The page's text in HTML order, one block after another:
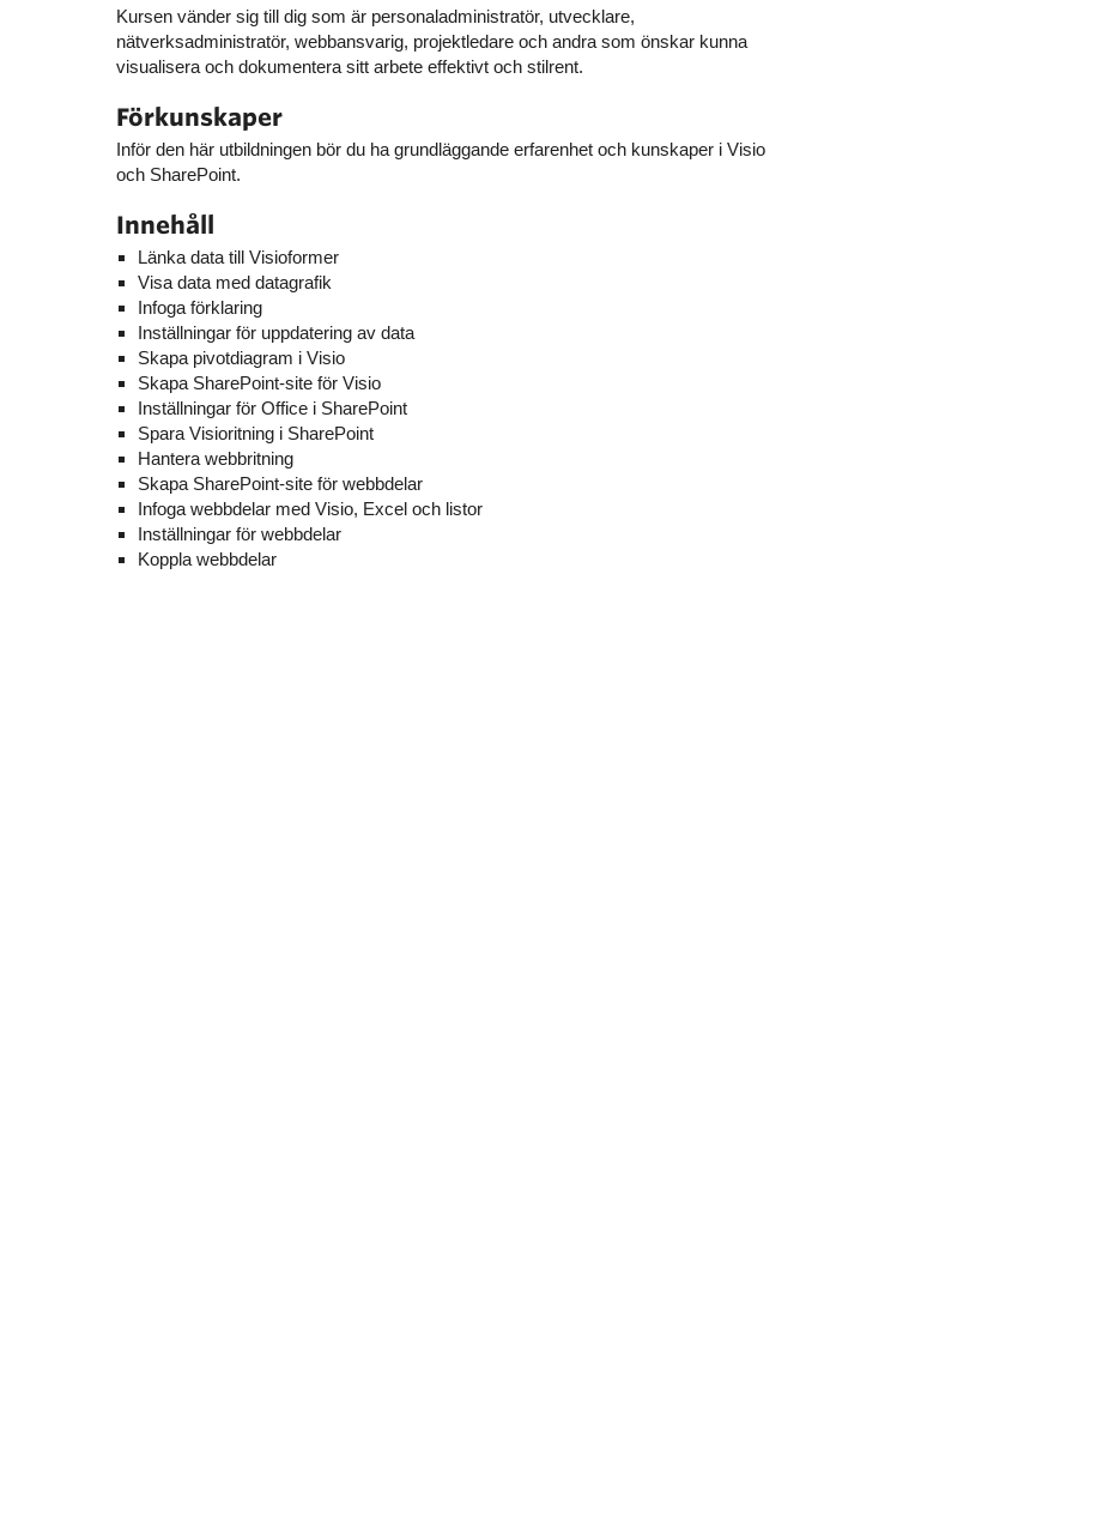
Kursen vänder sig till dig som är personaladministratör, utvecklare,
nätverksadministratör, webbansvarig, projektledare och andra som önskar kunna
visualisera och dokumentera sitt arbete effektivt och stilrent.
Förkunskaper
Inför den här utbildningen bör du ha grundläggande erfarenhet och kunskaper i Visio
och SharePoint.
Innehåll
Länka data till Visioformer
Visa data med datagrafik
Infoga förklaring
Inställningar för uppdatering av data
Skapa pivotdiagram i Visio
Skapa SharePoint-site för Visio
Inställningar för Office i SharePoint
Spara Visioritning i SharePoint
Hantera webbritning
Skapa SharePoint-site för webbdelar
Infoga webbdelar med Visio, Excel och listor
Inställningar för webbdelar
Koppla webbdelar